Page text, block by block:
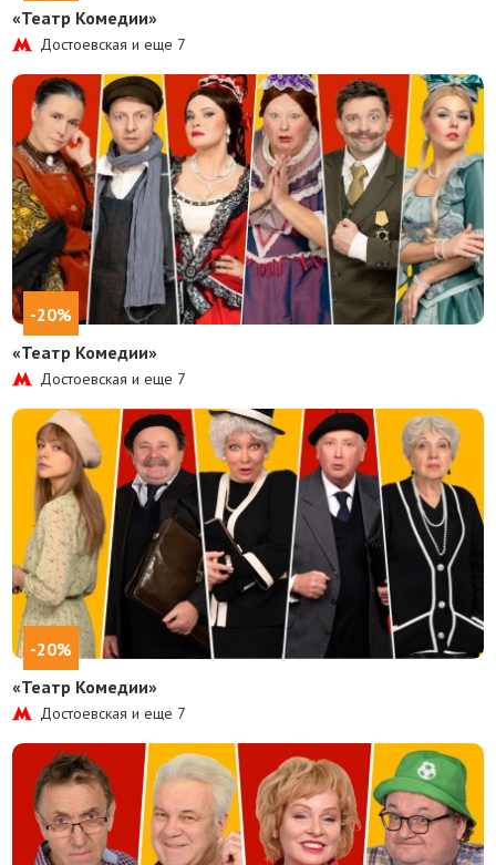
«Театр Комедии»
Достоевская и еще 7
-20%
«Театр Комедии»
Достоевская и еще 7
-20%
«Театр Комедии»
Достоевская и еще 7